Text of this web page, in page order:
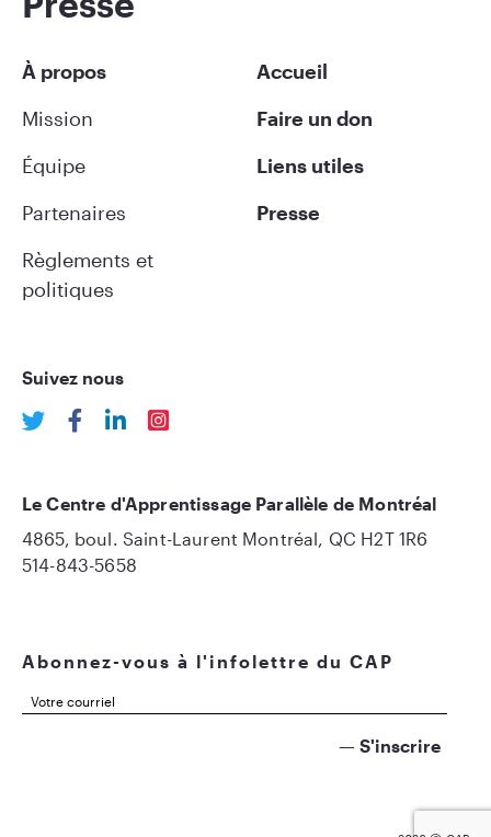
À propos
Mission
Équipe
Partenaires
Règlements et
politiques
Accueil
Faire un don
Liens utiles
Presse
Suivez nous
Abonnez-vous à l'infolettre du CAP
Le Centre d'Apprentissage Parallèle de Montréal
4865, boul. Saint-Laurent Montréal, QC H2T 1R6
514-843-5658